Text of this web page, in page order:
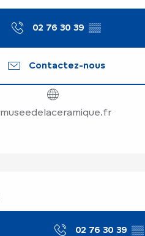
02 76 30 39 ▒▒
Contactez-nous
museedelaceramique.fr
02 76 30 39 ▒▒